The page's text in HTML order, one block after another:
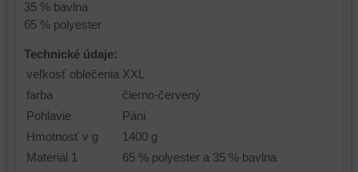
35 % bavlna
65 % polyester
Technické údaje:
veľkosť oblečenia XXL
farba
čierno-červený
Pohlavie
Páni
Hmotnosť v g
1400 g
Materiál 1
65 % polyester a 35 % bavlna